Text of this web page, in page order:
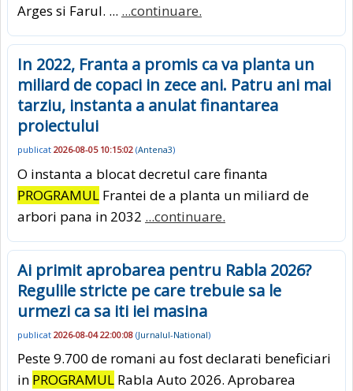
Arges si Farul. ... ...continuare.
In 2022, Franta a promis ca va planta un
miliard de copaci in zece ani. Patru ani mai
tarziu, instanta a anulat finantarea
proiectului
publicat 2026-08-05 10:15:02 (Antena3)
O instanta a blocat decretul care finanta
PROGRAMUL Frantei de a planta un miliard de
arbori pana in 2032 ...continuare.
Ai primit aprobarea pentru Rabla 2026?
Regulile stricte pe care trebuie sa le
urmezi ca sa iti iei masina
publicat 2026-08-04 22:00:08 (Jurnalul-National)
Peste 9.700 de romani au fost declarati beneficiari
in PROGRAMUL Rabla Auto 2026. Aprobarea